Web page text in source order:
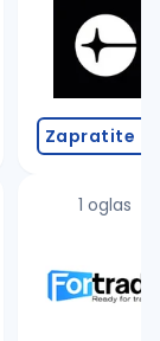
Zapratite
1 oglas